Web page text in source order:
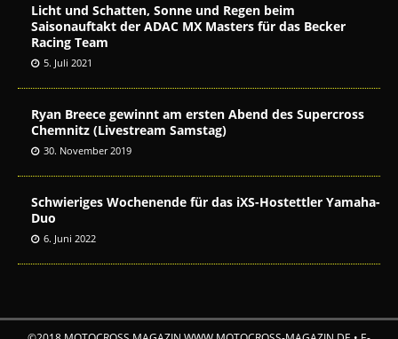
Licht und Schatten, Sonne und Regen beim
Saisonauftakt der ADAC MX Masters für das Becker
Racing Team
5. Juli 2021
Ryan Breece gewinnt am ersten Abend des Supercross
Chemnitz (Livestream Samstag)
30. November 2019
Schwieriges Wochenende für das iXS-Hostettler Yamaha-
Duo
6. Juni 2022